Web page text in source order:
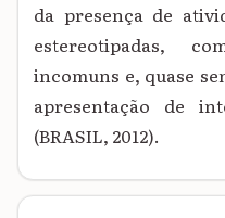
da presença de
estereotipadas,
incomuns e, quase
apresentação de
(BRASIL, 2012).